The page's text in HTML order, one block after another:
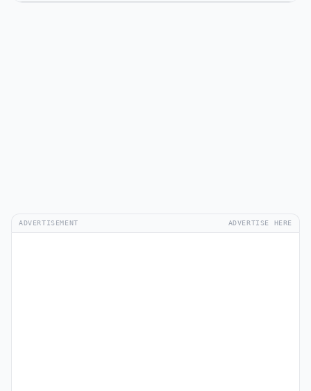
ADVERTISEMENT ADVERTISE HERE